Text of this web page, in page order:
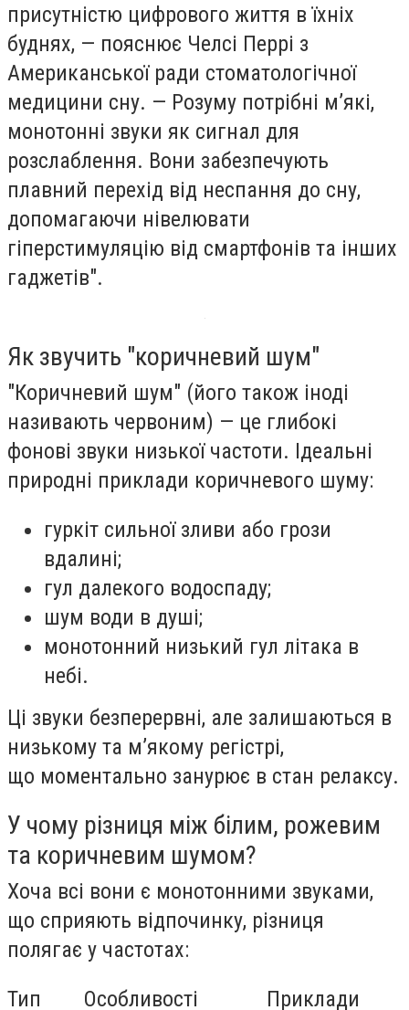
присутністю цифрового життя в їхніх
буднях, — пояснює Челсі Перрі з
Американської ради стоматологічної
медицини сну. — Розуму потрібні м’які,
монотонні звуки як сигнал для
розслаблення. Вони забезпечують
плавний перехід від неспання до сну,
допомагаючи нівелювати
гіперстимуляцію від смартфонів та інших
гаджетів".
Як звучить "коричневий шум"
"Коричневий шум" (його також іноді
називають червоним) — це глибокі
фонові звуки низької частоти. Ідеальні
природні приклади коричневого шуму:
гуркіт сильної зливи або грози
вдалині;
гул далекого водоспаду;
шум води в душі;
монотонний низький гул літака в
небі.
Ці звуки безперервні, але залишаються в
низькому та м’якому регістрі,
що моментально занурює в стан релаксу.
У чому різниця між білим, рожевим
та коричневим шумом?
Хоча всі вони є монотонними звуками,
що сприяють відпочинку, різниця
полягає у частотах:
Тип
Особливості Приклади